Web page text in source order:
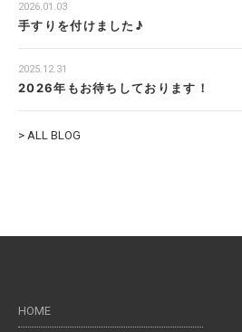
2026.01.03
手すりを付けました♪
2025.12.31
2026年もお待ちしております！
> ALL BLOG
HOME